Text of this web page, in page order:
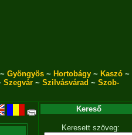
~ Gyöngyös ~ Hortobágy ~ Kaszó ~
Szegvár~ Szilvásvárad ~ Szob-
Kereső
Keresett szöveg: